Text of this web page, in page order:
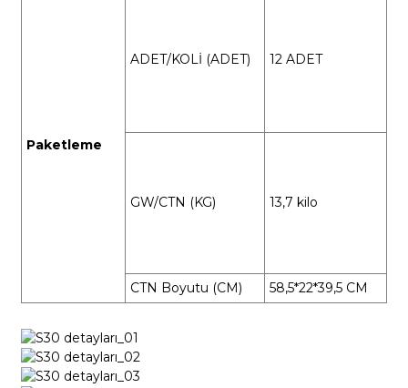
Paketleme
ADET/KOLİ (ADET) 12 ADET
GW/CTN (KG) 13,7 kilo
CTN Boyutu (CM) 58,5*22*39,5 CM